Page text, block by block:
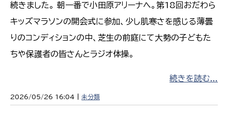
続きました。 朝一番で小田原アリーナへ。第18回おだわら
キッズマラソンの開会式に参加、少し肌寒さを感じる薄曇
りのコンディションの中、芝生の前庭にて大勢の子どもた
ちや保護者の皆さんとラジオ体操。
続きを読む...
2026/05/26 16:04 | 未分類